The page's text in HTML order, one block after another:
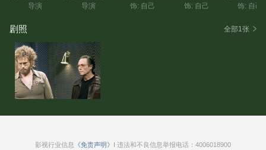
导演
导演
饰: 自己
饰: 自己
饰: 自己
剧照 全部1张
影视行业信息 《免责声明》 I 违法和不良信息举报电话：4006018900